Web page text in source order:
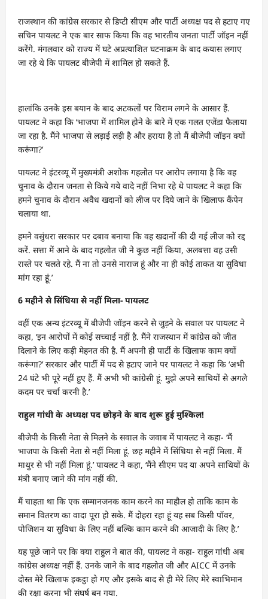
राजस्थान की कांग्रेस सरकार से डिप्टी सीएम और पार्टी अध्यक्ष पद से हटाए गए
सचिन पायलट ने एक बार साफ किया कि वह भारतीय जनता पार्टी जॉइन नहीं
करेंगे. मंगलवार को राज्य में घटे अप्रत्याशित घटनाक्रम के बाद कयास लगाए
जा रहे थे कि पायलट बीजेपी में शामिल हो सकते हैं.
हालांकि उनके इस बयान के बाद अटकलों पर विराम लगने के आसार हैं.
पायलट ने कहा कि ‘भाजपा में शामिल होने के बारे में एक गलत एजेंडा फैलाया
जा रहा है. मैंने भाजपा से लड़ाई लड़ी है और हराया है तो मैं बीजेपी जॉइन क्यों
करूंगा?’
पायलट ने इंटरव्यू में मुख्यमंत्री अशोक गहलोत पर आरोप लगाया है कि वह
चुनाव के दौरान जनता से किये गये वादे नहीं निभा रहे थे पायलट ने कहा कि
हमने चुनाव के दौरान अवैध खदानों को लीज पर दिये जाने के खिलाफ कैंपेन
चलाया था.
हमने वसुंधरा सरकार पर दबाव बनाया कि वह खदानों की दी गई लीज को रद्द
करें. सत्ता में आने के बाद गहलोत जी ने कुछ नहीं किया, अलबत्ता वह उसी
रास्ते पर चलते रहे. मैं ना तो उनसे नाराज हूं और ना ही कोई ताकत या सुविधा
मांग रहा हूं.’
6 महीने से सिंधिया से नहीं मिला- पायलट
वहीं एक अन्य इंटरव्यू में बीजेपी जॉइन करने से जुड़ने के सवाल पर पायलट ने
कहा, ‘इन आरोपों में कोई सच्चाई नहीं है. मैंने राजस्थान में कांग्रेस को जीत
दिलाने के लिए कड़ी मेहनत की है. मैं अपनी ही पार्टी के खिलाफ काम क्यों
करूंगा?’ सरकार और पार्टी में पद से हटाए जाने पर पायलट ने कहा कि ‘अभी
24 घंटे भी पूरे नहीं हुए हैं. मैं अभी भी कांग्रेसी हूं. मुझे अपने साथियों से अगले
कदम पर चर्चा करनी है.’
राहुल गांधी के अध्यक्ष पद छोड़ने के बाद शुरू हुई मुश्किल!
बीजेपी के किसी नेता से मिलने के सवाल के जवाब में पायलट ने कहा- ‘मैं
भाजपा के किसी नेता से नहीं मिला हूं. छह महीने में सिंधिया से नहीं मिला. मैं
माथुर से भी नहीं मिला हूं.’ पायलट ने कहा, ‘मैंने सीएम पद या अपने साथियों के
मंत्री बनाए जाने की मांग नहीं की.
मैं चाहता था कि एक सम्मानजनक काम करने का माहौल हो ताकि काम के
समान वितरण का वादा पूरा हो सके. मैं दोहरा रहा हूं यह सब किसी पॉवर,
पोजिशन या सुविधा के लिए नहीं बल्कि काम करने की आजादी के लिए है.’
यह पूछे जाने पर कि क्या राहुल ने बात की, पायलट ने कहा- राहुल गांधी अब
कांग्रेस अध्यक्ष नहीं हैं. उनके जाने के बाद गहलोत जी और AICC में उनके
दोस्त मेरे खिलाफ इकट्ठा हो गए और इसके बाद से ही मेरे लिए मेरे स्वाभिमान
की रक्षा करना भी संघर्ष बन गया.